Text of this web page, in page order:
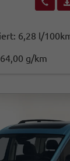
Wir
6,28 l/
g/km